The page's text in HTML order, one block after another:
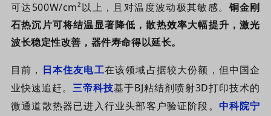
可达500W/cm²以上，且对温度波动极其敏感。 铜金刚
石热沉片可将结温显著降低，散热效率大幅提升，激光
波长稳定性改善，器件寿命得以延长。
目前， 日本住友电工在该领域占据较大份额，但中国企
业快速追赶。三帝科技基于BJ粘结剂喷射3D打印技术的
微通道散热器已进入行业头部客户验证阶段。 中科院宁